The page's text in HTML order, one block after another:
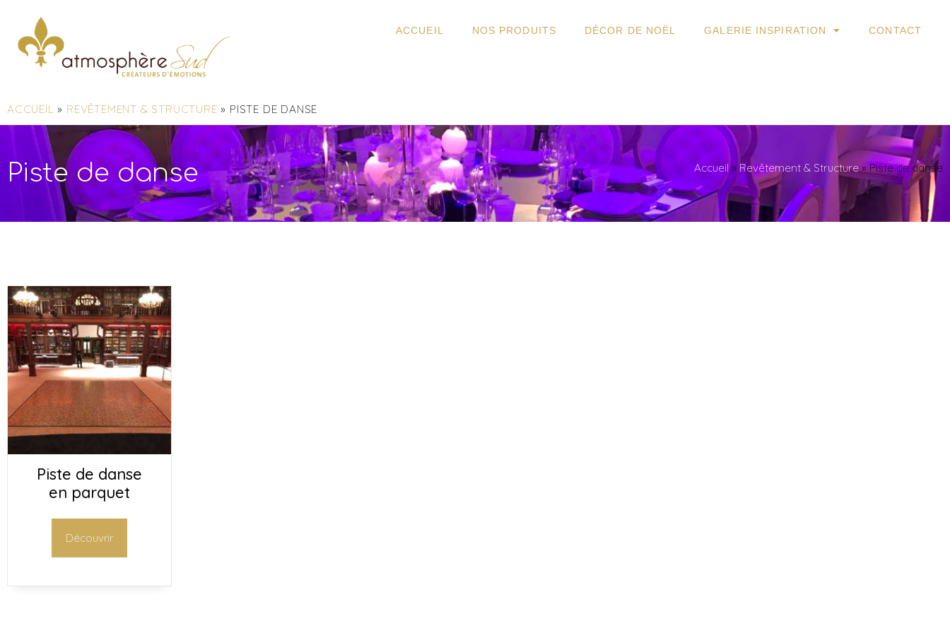
ACCUEIL NOS PRODUITS DÉCOR DE NOËL GALERIE INSPIRATION CONTACT
ACCUEIL » REVÊTEMENT & STRUCTURE » PISTE DE DANSE
Piste de danse Accueil»Revêtement & Structure»Piste de danse
Piste de danse
en parquet
Découvrir